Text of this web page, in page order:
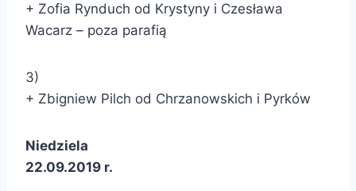
+ Zofia Rynduch od Krystyny i Czesława
Wacarz – poza parafią
3)
+ Zbigniew Pilch od Chrzanowskich i Pyrków
Niedziela
22.09.2019 r.